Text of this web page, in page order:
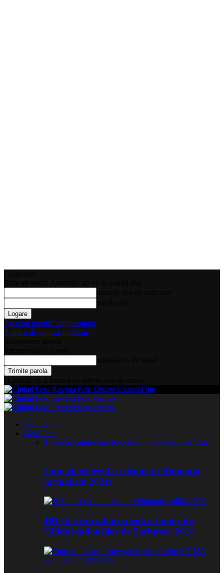
Ați uitat parola? obține ajutor
Politica de confidentialitate
Clubul Foto
Servicii foto
Ghid Foto
ToateArticoleEditare fotoGhid PracticTutoriale Video
Cum zbori legal cu drona in Romania
(actualizat 2021)
101 Idei de cadouri pentru fotografi:
Ghidul cadourilor de Sarbatori 2018